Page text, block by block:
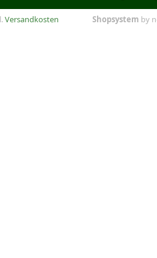
Versandkosten Shopsystem by